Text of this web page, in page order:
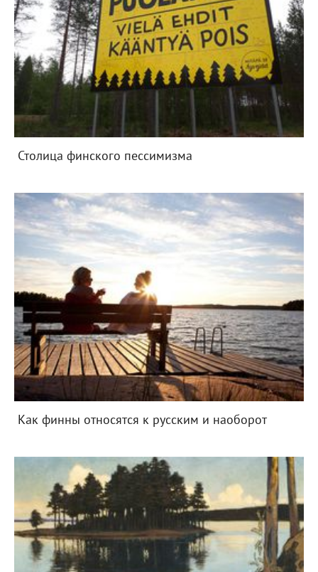
Столица финского пессимизма
Как финны относятся к русским и наоборот